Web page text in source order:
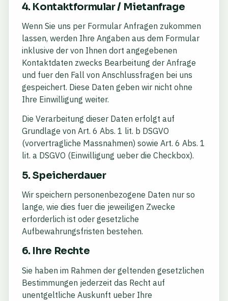
4. Kontaktformular / Mietanfrage
Wenn Sie uns per Formular Anfragen zukommen
lassen, werden Ihre Angaben aus dem Formular
inklusive der von Ihnen dort angegebenen
Kontaktdaten zwecks Bearbeitung der Anfrage
und fuer den Fall von Anschlussfragen bei uns
gespeichert. Diese Daten geben wir nicht ohne
Ihre Einwilligung weiter.
Die Verarbeitung dieser Daten erfolgt auf
Grundlage von Art. 6 Abs. 1 lit. b DSGVO
(vorvertragliche Massnahmen) sowie Art. 6 Abs. 1
lit. a DSGVO (Einwilligung ueber die Checkbox).
5. Speicherdauer
Wir speichern personenbezogene Daten nur so
lange, wie dies fuer die jeweiligen Zwecke
erforderlich ist oder gesetzliche
Aufbewahrungsfristen bestehen.
6. Ihre Rechte
Sie haben im Rahmen der geltenden gesetzlichen
Bestimmungen jederzeit das Recht auf
unentgeltliche Auskunft ueber Ihre